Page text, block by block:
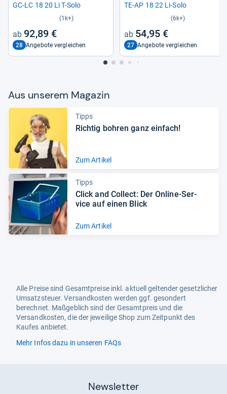
GC-​LC 18 20 Li T-​Solo
(1k+)
92,89 €
28 Angebote vergleichen
TE-​AP 18 22 Li-​Solo
(6k+)
54,95 €
27 Angebote vergleichen
Aus unse­rem Maga­zin
Tipps
Rich­tig boh­ren ganz ein­fach!
Zum Artikel
Tipps
Click and Col­lect: Der Online-​Ser­
vice auf einen Blick
Zum Artikel
Alle Preise sind Gesamtpreise inkl. aktuell geltender gesetzlicher
Umsatzsteuer. Versandkosten werden ggf. gesondert
berechnet. Maßgeblich sind der Gesamtpreis und die
Versandkosten, die der jeweilige Shop zum Zeitpunkt des
Kaufes anbietet.
Mehr Infos dazu in unseren FAQs
Newsletter